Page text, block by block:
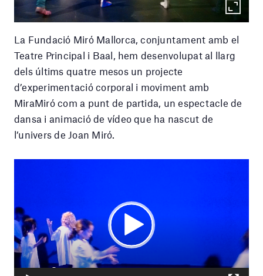
La Fundació Miró Mallorca, conjuntament amb el
Teatre Principal i Baal, hem desenvolupat al llarg
dels últims quatre mesos un projecte
d’experimentació corporal i moviment amb
MiraMiró com a punt de partida, un espectacle de
dansa i animació de vídeo que ha nascut de
l’univers de Joan Miró.
Play
Seek
Current
00:11